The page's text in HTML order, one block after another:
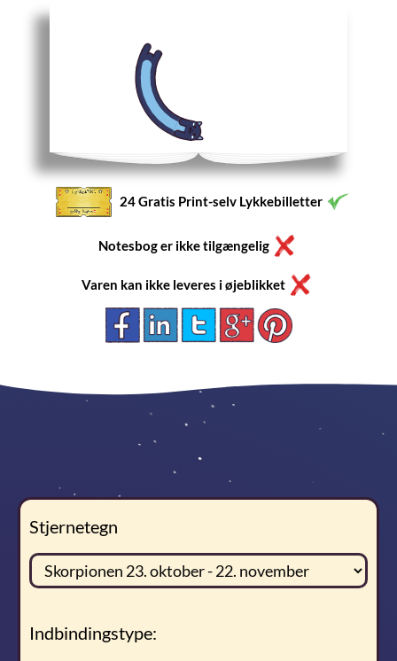
24 Gratis Print-selv Lykkebilletter
Notesbog er ikke tilgængelig
Varen kan ikke leveres i øjeblikket
Stjernetegn
Indbindingstype: